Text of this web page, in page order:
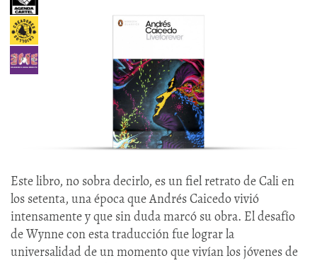
Este libro, no sobra decirlo, es un fiel retrato de Cali en
los setenta, una época que Andrés Caicedo vivió
intensamente y que sin duda marcó su obra. El desafío
de Wynne con esta traducción fue lograr la
universalidad de un momento que vivían los jóvenes de